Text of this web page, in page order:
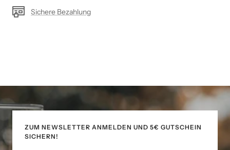
Sichere Bezahlung
ZUM NEWSLETTER ANMELDEN UND 5€ GUTSCHEIN
SICHERN!